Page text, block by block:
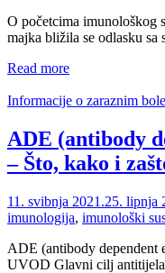
O početcima imunološkog
majka bližila se odlasku sa
Read more
Informacije o zaraznim
ADE (antibody
– Što, kako i
11. svibnja 2021.25. lipnja
imunologija, imunološki
ADE (antibody dependent
UVOD Glavni cilj antitijela